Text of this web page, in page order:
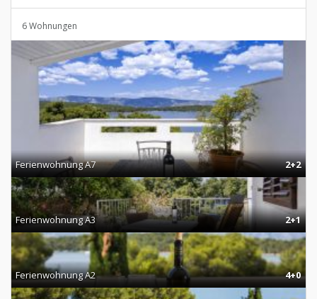
6 Wohnungen
Ferienwohnung A7 2+2
Ferienwohnung A3 2+1
Ferienwohnung A2 4+0